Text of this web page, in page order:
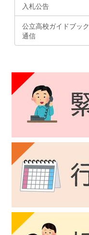
入札公告
公立高校ガイドブッ
通信